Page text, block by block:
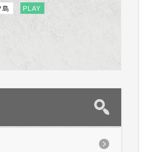
島 PLAY